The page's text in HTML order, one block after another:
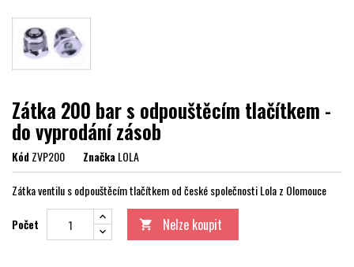
Zátka 200 bar s odpouštěcím tlačítkem -
do vyprodání zásob
KódZVP200 ZnačkaLOLA
Zátka ventilu s odpouštěcím tlačítkem od české společnosti Lola z Olomouce
Počet  Nelze koupit